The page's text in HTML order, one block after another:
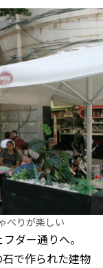
べりが楽しい
ダー通りへ。
で作られた建物